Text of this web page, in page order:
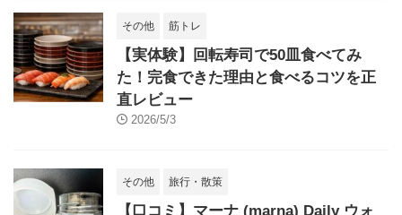
その他 筋トレ
【実体験】回転寿司で50皿食べてみ
た！完食できた理由と食べるコツを正
直レビュー
2026/5/3
その他 旅行・散策
【口コミ】マーナ (marna) Daily ウォ